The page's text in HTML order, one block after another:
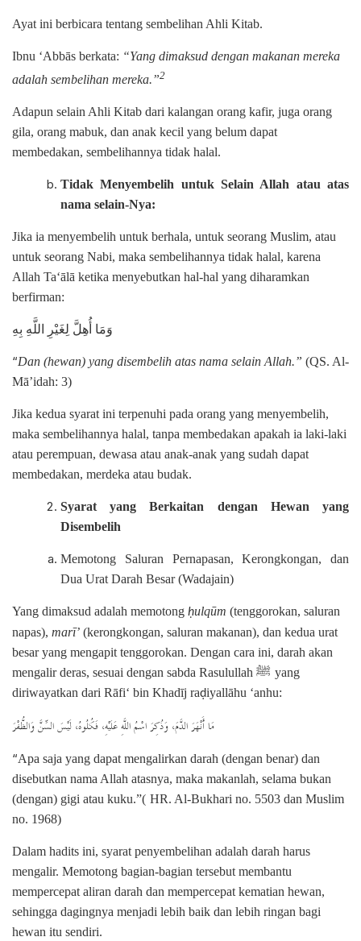
Ayat ini berbicara tentang sembelihan Ahli Kitab.
Ibnu ‘Abbās berkata: “Yang dimaksud dengan makanan mereka
adalah sembelihan mereka.”2
Adapun selain Ahli Kitab dari kalangan orang kafir, juga orang
gila, orang mabuk, dan anak kecil yang belum dapat
membedakan, sembelihannya tidak halal.
Tidak Menyembelih untuk Selain Allah atau atas
nama selain-Nya:
Jika ia menyembelih untuk berhala, untuk seorang Muslim, atau
untuk seorang Nabi, maka sembelihannya tidak halal, karena
Allah Ta‘ālā ketika menyebutkan hal-hal yang diharamkan
berfirman:
وَمَا أُهِلَّ لِغَيْرِ اللَّهِ بِهِ
“Dan (hewan) yang disembelih atas nama selain Allah.” (QS. Al-
Mā’idah: 3)
Jika kedua syarat ini terpenuhi pada orang yang menyembelih,
maka sembelihannya halal, tanpa membedakan apakah ia laki-laki
atau perempuan, dewasa atau anak-anak yang sudah dapat
membedakan, merdeka atau budak.
Syarat yang Berkaitan dengan Hewan yang
Disembelih
Memotong Saluran Pernapasan, Kerongkongan, dan
Dua Urat Darah Besar (Wadajain)
Yang dimaksud adalah memotong ḥulqūm (tenggorokan, saluran
napas), marī’ (kerongkongan, saluran makanan), dan kedua urat
besar yang mengapit tenggorokan. Dengan cara ini, darah akan
mengalir deras, sesuai dengan sabda Rasulullah
yang
diriwayatkan dari Rāfi‘ bin Khadīj raḍiyallāhu ‘anhu:
مَا أَنْهَرَ الدَّمَ، وَذُكِرَ اسْمُ اللَّهِ عَلَيْهِ، فَكُلُوهُ، لَيْسَ السِّنَّ وَالظُّفْرَ
“Apa saja yang dapat mengalirkan darah (dengan benar) dan
disebutkan nama Allah atasnya, maka makanlah, selama bukan
(dengan) gigi atau kuku.”( HR. Al-Bukhari no. 5503 dan Muslim
no. 1968)
Dalam hadits ini, syarat penyembelihan adalah darah harus
mengalir. Memotong bagian-bagian tersebut membantu
mempercepat aliran darah dan mempercepat kematian hewan,
sehingga dagingnya menjadi lebih baik dan lebih ringan bagi
hewan itu sendiri.